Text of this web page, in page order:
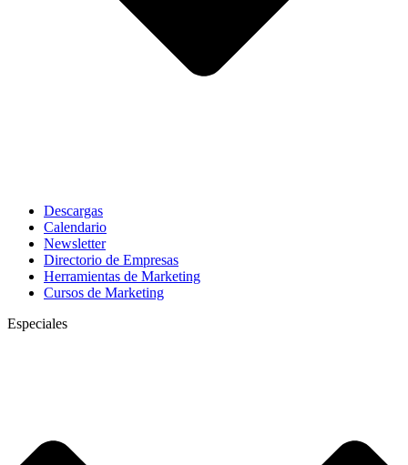
Descargas
Calendario
Newsletter
Directorio de Empresas
Herramientas de Marketing
Cursos de Marketing
Especiales